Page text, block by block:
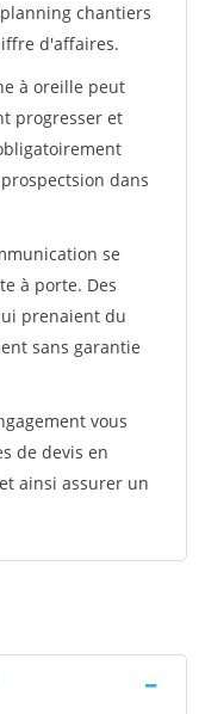
chantiers
d'affaires.
à oreille peut
progresser et
dans
se
à porte. Des
prenaient du
sans garantie
vous
de devis en
ainsi assurer un